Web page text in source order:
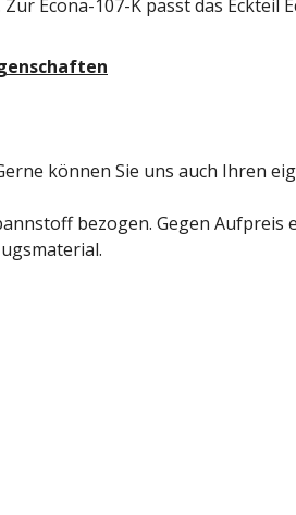
Econa-107-K passt das Eckteil
können Sie uns auch Ihren
bezogen. Gegen Aufpreis